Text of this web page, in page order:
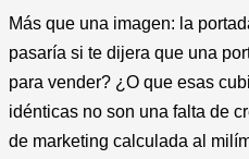
Más que una imagen: la
pasaría si te dijera que una
para vender? ¿O que esas
idénticas no son una falta de
de marketing calculada al